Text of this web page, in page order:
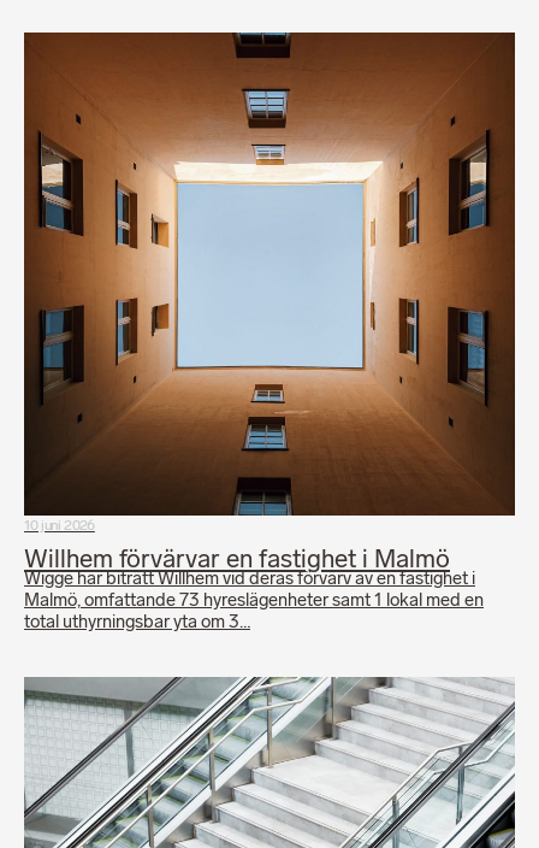
10 juni 2026
Willhem förvärvar en fastighet i Malmö
Wigge har biträtt Willhem vid deras förvärv av en fastighet i
Malmö, omfattande 73 hyreslägenheter samt 1 lokal med en
total uthyrningsbar yta om 3…